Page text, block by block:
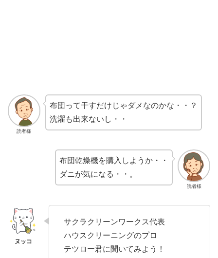
読者様
布団って干すだけじゃダメなのかな・・？
洗濯も出来ないし・・
読者様
布団乾燥機を購入しようか・・
ダニが気になる・・。
サクラクリーンワークス代表
ハウスクリーニングのプロ
テツロー君に聞いてみよう！